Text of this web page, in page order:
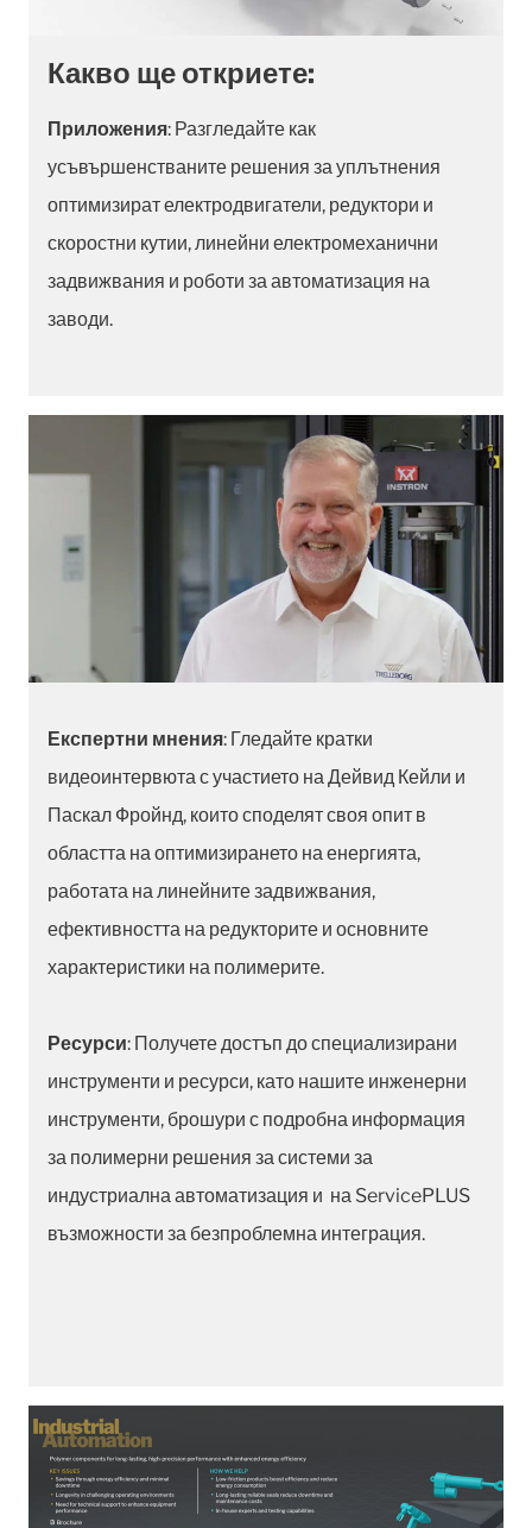
Какво ще откриете:
Приложения: Разгледайте как
усъвършенстваните решения за уплътнения
оптимизират електродвигатели, редуктори и
скоростни кутии, линейни електромеханични
задвижвания и роботи за автоматизация на
заводи.
Експертни мнения: Гледайте кратки
видеоинтервюта с участието на Дейвид Кейли и
Паскал Фройнд, които споделят своя опит в
областта на оптимизирането на енергията,
работата на линейните задвижвания,
ефективността на редукторите и основните
характеристики на полимерите.
Ресурси: Получете достъп до специализирани
инструменти и ресурси, като нашите инженерни
инструменти, брошури с подробна информация
за полимерни решения за системи за
индустриална автоматизация и на ServicePLUS
възможности за безпроблемна интеграция.